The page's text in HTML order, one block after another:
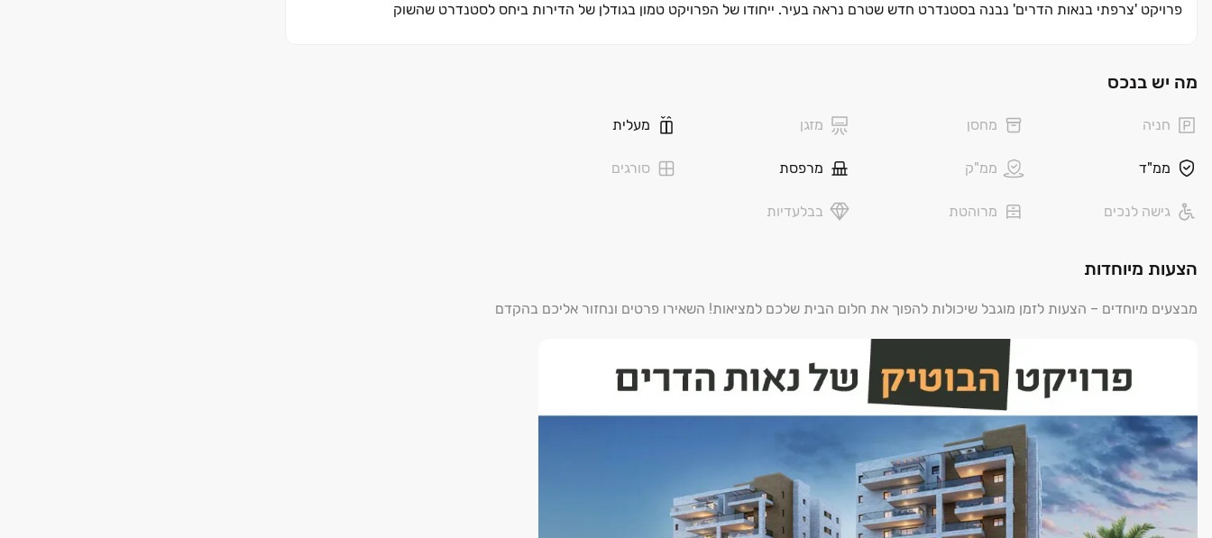
פרויקט 'צרפתי בנאות הדרים' נבנה בסטנדרט חדש שטרם נראה בעיר. ייחודו של הפרויקט טמון בגודלן של הדירות ביחס לסטנדרט שהשוק
שונים אשר נבנו בסטנדרט אדריכלי מוקפד שתוכנן ע"י חברת "טיטו אומן אדריכלים", בדגש על פונקציונאליות וניצול מרבי של החלל בכל
יוכלו התושבים להגיע למוסדות חינוך, תרבות ופנאי הכוללים גנים ובתי ספר, מרכז מסחרי, בתי קפה, בית כנסת, שירותי קהילה שונים,
מתקני ספורט, פארקים ועוד. יתרון מרכזי נוסף הוא הגישה הנוחה משכונת 'נאות הדרים' בה מוקם הפרויקט, לפארק הנחל שהוקם בהשקעת
העירייה ובו האגם המרשים, הספורטק וטיילת יפהפייה.
מה יש בנכס
חניה מחסן מזגן מעלית
ממ"ד ממ"ק מרפסת סורגים
גישה לנכים מרוהטת בבלעדיות
הצעות מיוחדות
מבצעים מיוחדים – הצעות לזמן מוגבל שיכולות להפוך את חלום הבית שלכם למציאות! השאירו פרטים ונחזור אליכם בהקדם